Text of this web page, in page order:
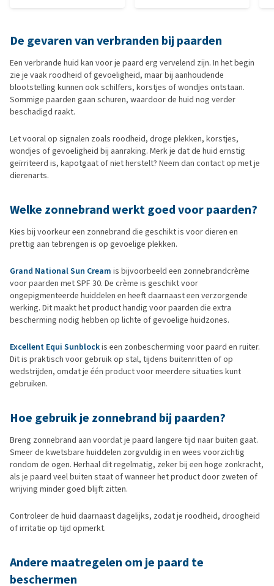
De gevaren van verbranden bij paarden
Een verbrande huid kan voor je paard erg vervelend zijn. In het begin
zie je vaak roodheid of gevoeligheid, maar bij aanhoudende
blootstelling kunnen ook schilfers, korstjes of wondjes ontstaan.
Sommige paarden gaan schuren, waardoor de huid nog verder
beschadigd raakt.
Let vooral op signalen zoals roodheid, droge plekken, korstjes,
wondjes of gevoeligheid bij aanraking. Merk je dat de huid ernstig
geïrriteerd is, kapotgaat of niet herstelt? Neem dan contact op met je
dierenarts.
Welke zonnebrand werkt goed voor paarden?
Kies bij voorkeur een zonnebrand die geschikt is voor dieren en
prettig aan tebrengen is op gevoelige plekken.
Grand National Sun Cream is bijvoorbeeld een zonnebrandcrème
voor paarden met SPF 30. De crème is geschikt voor
ongepigmenteerde huiddelen en heeft daarnaast een verzorgende
werking. Dit maakt het product handig voor paarden die extra
bescherming nodig hebben op lichte of gevoelige huidzones.
Excellent Equi Sunblockis een zonbescherming voor paard en ruiter.
Dit is praktisch voor gebruik op stal, tijdens buitenritten of op
wedstrijden, omdat je één product voor meerdere situaties kunt
gebruiken.
Hoe gebruik je zonnebrand bij paarden?
Breng zonnebrand aan voordat je paard langere tijd naar buiten gaat.
Smeer de kwetsbare huiddelen zorgvuldig in en wees voorzichtig
rondom de ogen. Herhaal dit regelmatig, zeker bij een hoge zonkracht,
als je paard veel buiten staat of wanneer het product door zweten of
wrijving minder goed blijft zitten.
Controleer de huid daarnaast dagelijks, zodat je roodheid, droogheid
of irritatie op tijd opmerkt.
Andere maatregelen om je paard te
beschermen